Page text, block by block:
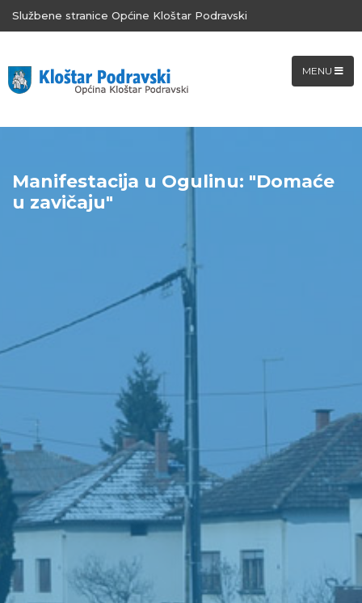
Službene stranice Općine Kloštar Podravski
MENU
Manifestacija u Ogulinu: "Domaće
u zavičaju"